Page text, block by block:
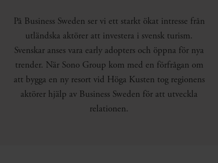
På Business Sweden ser vi ett starkt ökat intresse från
utländska aktörer att investera i svensk turism.
Svenskar anses vara early adopters och öppna för nya
trender. När Sono Group kom med en förfrågan om
att bygga en ny resort vid Höga Kusten tog regionens
aktörer hjälp av Business Sweden för att utveckla
relationen.